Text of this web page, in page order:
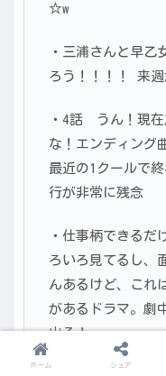
☆w
・三浦さんと早乙
ろう！！！！ 来
・4話 うん！現在
な！エンディング
最近の1クールで
行が非常に残念
・仕事柄できるだ
ろいろ見てるし、
んあるけど、これ
があるドラマ。劇
出る！
ホーム シェア